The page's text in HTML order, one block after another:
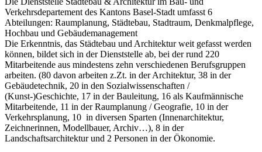
Verkehrsdepartement des Kantons Basel-Stadt umfasst 6
Abteilungen: Raumplanung, Städtebau, Stadtraum, Denkmalpflege,
Hochbau und Gebäudemanagement
Die Erkenntnis, das Städtebau und Architektur weit gefasst werden
können, bildet sich in der Dienststelle ab, bei der rund 220
Mitarbeitende aus mindestens zehn verschiedenen Berufsgruppen
arbeiten. (80 davon arbeiten z.Zt. in der Architektur, 38 in der
Gebäudetechnik, 20 in den Sozialwissenschaften /
(Kunst-)Geschichte, 17 in der Bauleitung, 16 als Kaufmännische
Mitarbeitende, 11 in der Raumplanung / Geografie, 10 in der
Verkehrsplanung, 10 in diversen Sparten (Innenarchitektur,
Zeichnerinnen, Modellbauer, Archiv…), 8 in der
Landschaftsarchitektur und 2 Personen in der Ökonomie.